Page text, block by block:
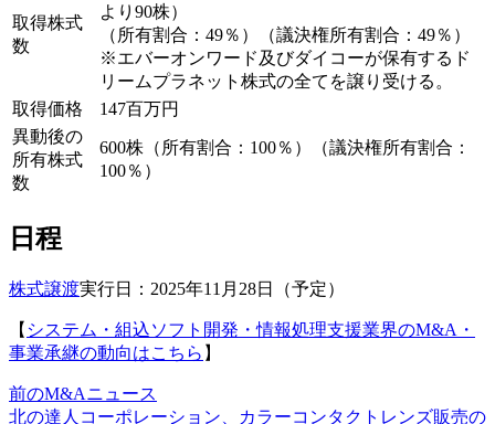
取得株式
数
より90株）
（所有割合：49％）（議決権所有割合：49％）
※エバーオンワード及びダイコーが保有するド
リームプラネット株式の全てを譲り受ける。
取得価格
147百万円
異動後の
所有株式
数
600株（所有割合：100％）（議決権所有割合：
100％）
日程
株式譲渡実行日：2025年11月28日（予定）
【 システム・組込ソフト開発・情報処理支援業界のM&A・
事業承継の動向はこちら 】
前のM&Aニュース
北の達人コーポレーション、カラーコンタクトレンズ販売の